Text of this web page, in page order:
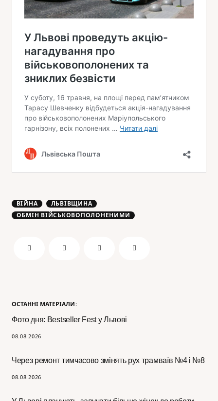
ОСТАННІ МАТЕРІАЛИ:
Фото дня: Bestseller Fest у Львові
08.08.2026
Через ремонт тимчасово змінять рух трамваїв №4 і №8
08.08.2026
ВІЙНА
ЛЬВІВЩИНА
ОБМІН ВІЙСЬКОВОПОЛОНЕНИМИ